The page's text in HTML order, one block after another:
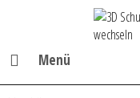
Menü